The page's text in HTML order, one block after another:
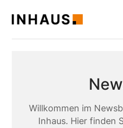
Willkommen im
Inhaus. Hier finden